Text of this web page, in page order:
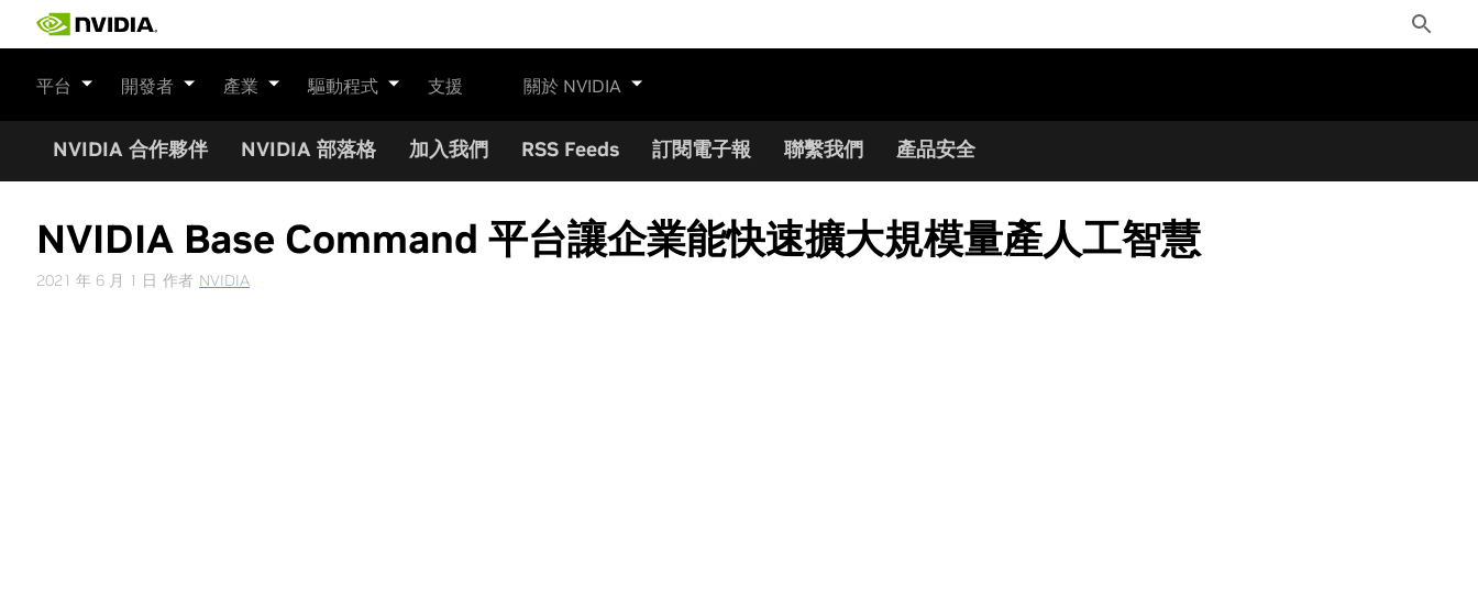
Toggle
Search
平台 開發者 產業 驅動程式 支援 關於 NVIDIA
NVIDIA 合作夥伴 NVIDIA 部落格 加入我們 RSS Feeds 訂閱電子報 聯繫我們 產品安全
NVIDIA Base Command 平台讓企業能快速擴大規模量產人工智慧
2021 年 6 月 1 日 作者 NVIDIA